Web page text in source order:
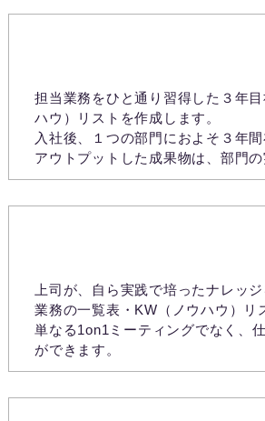
担当業務をひと通り習得した３年
ハウ）リストを作成します。
入社後、１つの部門におよそ３年
アウトプットした成果物は、部門
上司が、自ら実践で培ったナレッ
業務の一覧表・KW（ノウハウ）リ
単なる1on1ミーティングでなく、
ができます。